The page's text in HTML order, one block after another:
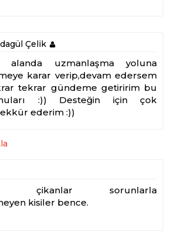
Çelik
alanda uzmanlaşma yoluna
karar verip,devam edersem
tekrar gündeme getiririm bu
:)) Desteğin için çok
ederim :))
çikanlar sorunlarla
kisiler bence.